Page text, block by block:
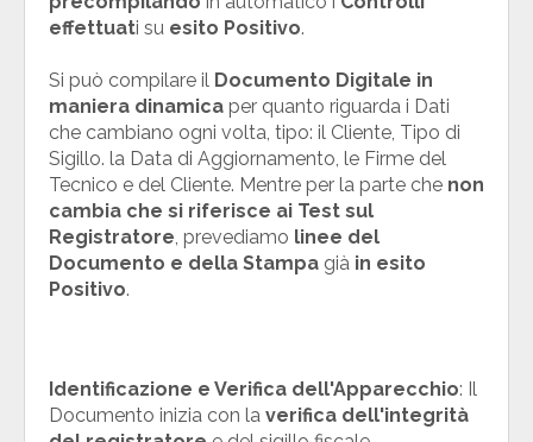
effettuati su esito Positivo.
Si può compilare il Documento Digitale in
maniera dinamica per quanto riguarda i Dati
che cambiano ogni volta, tipo: il Cliente, Tipo di
Sigillo. la Data di Aggiornamento, le Firme del
Tecnico e del Cliente. Mentre per la parte che non
cambia che si riferisce ai Test sul
Registratore, prevediamo linee del
Documento e della Stampa già in esito
Positivo.
Identificazione e Verifica dell'Apparecchio: Il
Documento inizia con la verifica dell'integrità